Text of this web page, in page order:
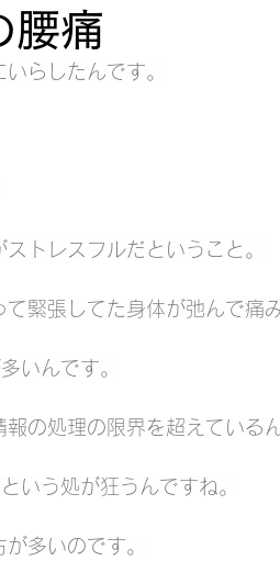
腰痛
らしたんです。
トレスフルだということ。
緊張してた身体が弛んで痛
いんです。
の処理の限界を超えている
いう処が狂うんですね。
多いのです。